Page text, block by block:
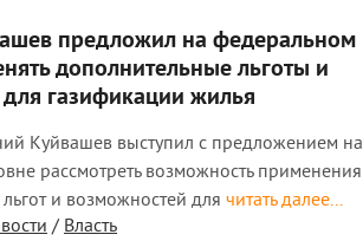
предложил на федеральном
дополнительные льготы и
газификации жилья
Куйвашев выступил с предложением на
рассмотреть возможность применения
и возможностей для читать далее...
/ Власть